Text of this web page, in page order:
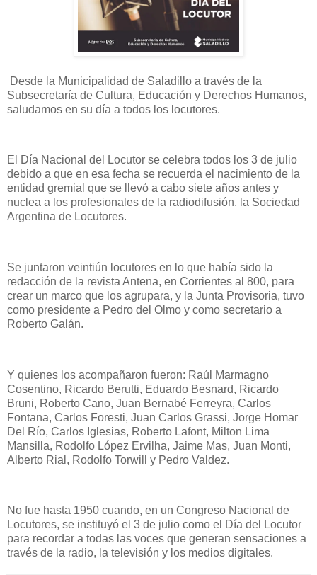
Desde la Municipalidad de Saladillo a través de la
Subsecretaría de Cultura, Educación y Derechos Humanos,
saludamos en su día a todos los locutores.
El Día Nacional del Locutor se celebra todos los 3 de julio
debido a que en esa fecha se recuerda el nacimiento de la
entidad gremial que se llevó a cabo siete años antes y
nuclea a los profesionales de la radiodifusión, la Sociedad
Argentina de Locutores.
Se juntaron veintiún locutores en lo que había sido la
redacción de la revista Antena, en Corrientes al 800, para
crear un marco que los agrupara, y la Junta Provisoria, tuvo
como presidente a Pedro del Olmo y como secretario a
Roberto Galán.
Y quienes los acompañaron fueron: Raúl Marmagno
Cosentino, Ricardo Berutti, Eduardo Besnard, Ricardo
Bruni, Roberto Cano, Juan Bernabé Ferreyra, Carlos
Fontana, Carlos Foresti, Juan Carlos Grassi, Jorge Homar
Del Río, Carlos Iglesias, Roberto Lafont, Milton Lima
Mansilla, Rodolfo López Ervilha, Jaime Mas, Juan Monti,
Alberto Rial, Rodolfo Torwill y Pedro Valdez.
No fue hasta 1950 cuando, en un Congreso Nacional de
Locutores, se instituyó el 3 de julio como el Día del Locutor
para recordar a todas las voces que generan sensaciones a
través de la radio, la televisión y los medios digitales.